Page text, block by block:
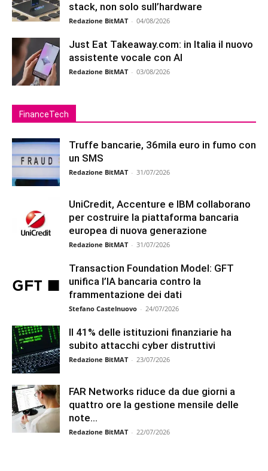
stack, non solo sull’hardware
Redazione BitMAT - 04/08/2026
Just Eat Takeaway.com: in Italia il nuovo
assistente vocale con AI
Redazione BitMAT - 03/08/2026
FinanceTech
Truffe bancarie, 36mila euro in fumo con
un SMS
Redazione BitMAT - 31/07/2026
UniCredit, Accenture e IBM collaborano
per costruire la piattaforma bancaria
europea di nuova generazione
Redazione BitMAT - 31/07/2026
Transaction Foundation Model: GFT
unifica l’IA bancaria contro la
frammentazione dei dati
Stefano Castelnuovo - 24/07/2026
Il 41% delle istituzioni finanziarie ha
subito attacchi cyber distruttivi
Redazione BitMAT - 23/07/2026
FAR Networks riduce da due giorni a
quattro ore la gestione mensile delle
note...
Redazione BitMAT - 22/07/2026